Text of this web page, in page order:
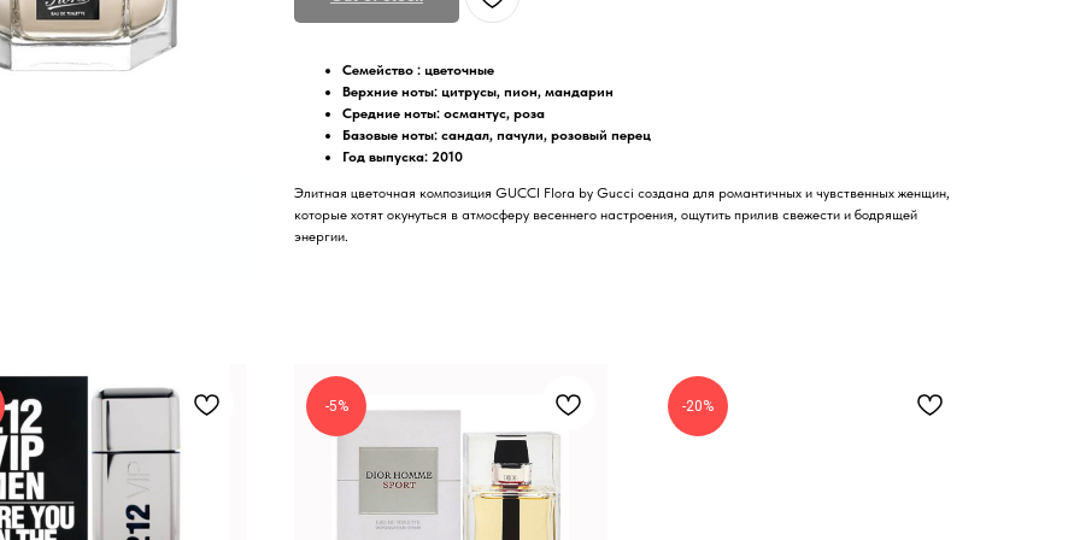
Семейство : цветочные
Верхние ноты: цитрусы, пион, мандарин
Средние ноты: османтус, роза
Базовые ноты: сандал, пачули, розовый перец
Год выпуска: 2010
Элитная цветочная композиция GUCCI Flora by Gucci создана для романтичных и чувственных женщин,
которые хотят окунуться в атмосферу весеннего настроения, ощутить прилив свежести и бодрящей
энергии.
-5% -20%